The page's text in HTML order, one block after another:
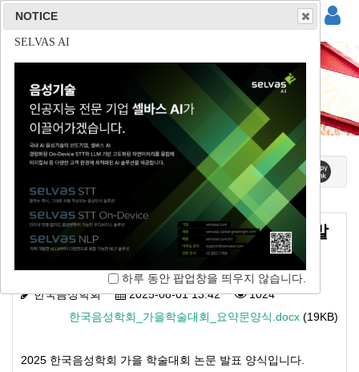
자료실
홈 / 커뮤니티 / 자료실
2025 한국음성학회 가을 학술대회 논문 발
표 양식
한국음성학회 2025-08-01 13:42
1024
한국음성학회_가을학술대회_요약문양식.docx (19KB)
2025 한국음성학회 가을 학술대회 논문 발표 양식입니다.
NOTICE
(주)사운드마인드
하루 동안 팝업창을 띄우지 않습니다.
NOTICE
(주)튜터러스랩스
하루 동안 팝업창을 띄우지 않습니다.
NOTICE
(주)리드스피커코리아
하루 동안 팝업창을 띄우지 않습니다.
NOTICE
SELVAS AI
하루 동안 팝업창을 띄우지 않습니다.